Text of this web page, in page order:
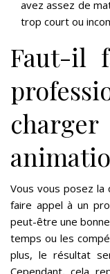
avez assez de
trop court ou
Faut-il
Vous vous posez la
faire appel à un
peut-être une
temps ou les
plus, le résultat
Cependant, cela